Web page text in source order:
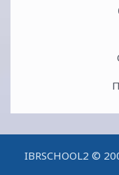
IBRSCHOOL2 ©